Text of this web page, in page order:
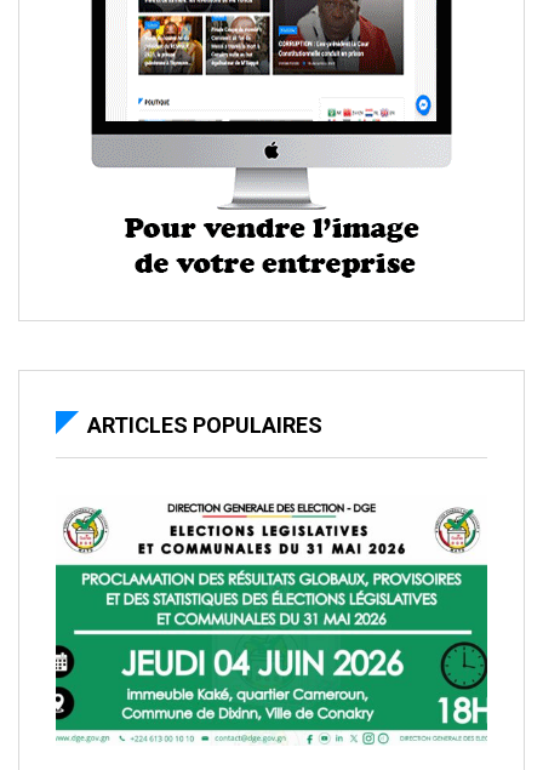
ARTICLES POPULAIRES